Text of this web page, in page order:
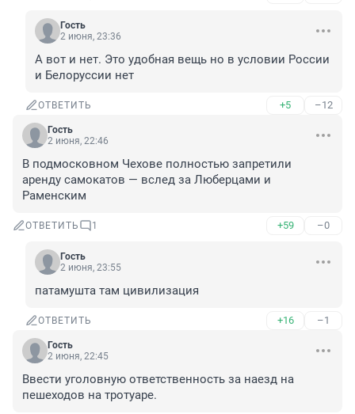
Гость
2 июня, 23:36
А вот и нет. Это удобная вещь но в условии России
и Белоруссии нет
ОТВЕТИТЬ +5 –12
Гость
2 июня, 22:46
В подмосковном Чехове полностью запретили
аренду самокатов — вслед за Люберцами и
Раменским
ОТВЕТИТЬ 1 +59 –0
Гость
2 июня, 23:55
патамушта там цивилизация
ОТВЕТИТЬ +16 –1
Гость
2 июня, 22:45
Ввести уголовную ответственность за наезд на
пешеходов на тротуаре.